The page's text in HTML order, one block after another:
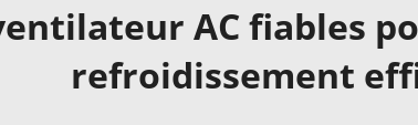
AC fiables
refroidissement